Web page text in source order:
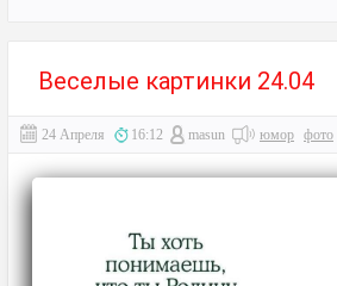
Веселые картинки 24.04
24 Апреля 16:12 masun юмор фото